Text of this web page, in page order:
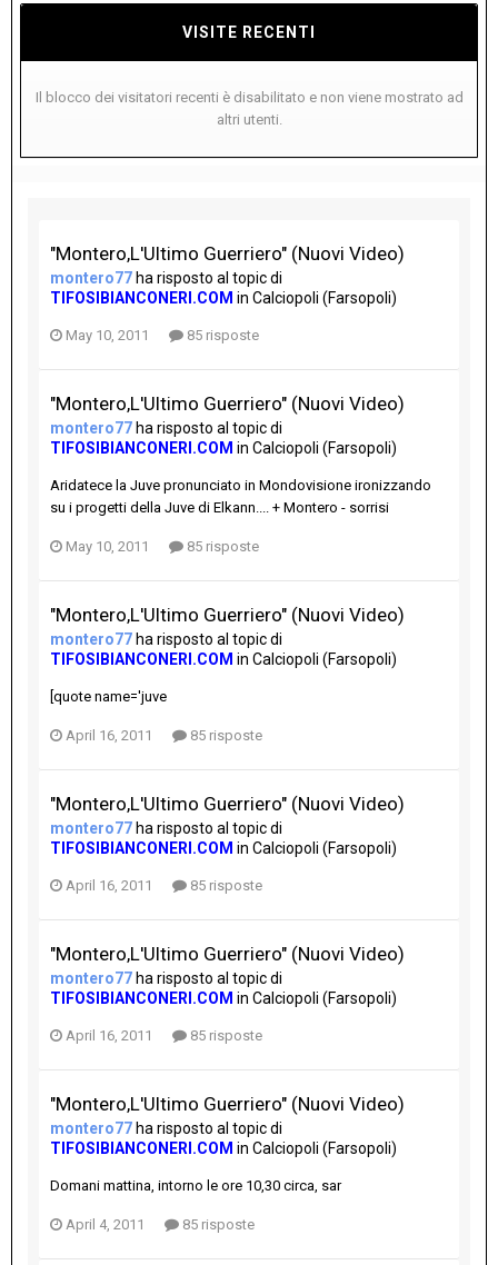
VISITE RECENTI
Il blocco dei visitatori recenti è disabilitato e non viene mostrato ad
altri utenti.
"Montero,L'Ultimo Guerriero" (Nuovi Video)
montero77 ha risposto al topic di
TIFOSIBIANCONERI.COM in Calciopoli (Farsopoli)
May 10, 2011 85 risposte
"Montero,L'Ultimo Guerriero" (Nuovi Video)
montero77 ha risposto al topic di
TIFOSIBIANCONERI.COM in Calciopoli (Farsopoli)
Aridatece la Juve pronunciato in Mondovisione ironizzando
su i progetti della Juve di Elkann.... + Montero - sorrisi
May 10, 2011 85 risposte
"Montero,L'Ultimo Guerriero" (Nuovi Video)
montero77 ha risposto al topic di
TIFOSIBIANCONERI.COM in Calciopoli (Farsopoli)
[quote name='juve
April 16, 2011 85 risposte
"Montero,L'Ultimo Guerriero" (Nuovi Video)
montero77 ha risposto al topic di
TIFOSIBIANCONERI.COM in Calciopoli (Farsopoli)
April 16, 2011 85 risposte
"Montero,L'Ultimo Guerriero" (Nuovi Video)
montero77 ha risposto al topic di
TIFOSIBIANCONERI.COM in Calciopoli (Farsopoli)
April 16, 2011 85 risposte
"Montero,L'Ultimo Guerriero" (Nuovi Video)
montero77 ha risposto al topic di
TIFOSIBIANCONERI.COM in Calciopoli (Farsopoli)
Domani mattina, intorno le ore 10,30 circa, sar
April 4, 2011 85 risposte